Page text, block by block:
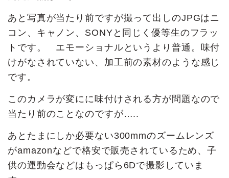
あと写真が当たり前ですが撮って出しのJPGはニ
コン、キャノン、SONYと同じく優等生のフラッ
トです。 エモーショナルというより普通。味付
けがなされていない、加工前の素材のような感じ
です。
このカメラが変にに味付けされる方が問題なので
当たり前のことなのですが…..
あとたまにしか必要ない300mmのズームレンズ
がamazonなどで格安で販売されているため、子
供の運動会などはもっぱら6Dで撮影していま